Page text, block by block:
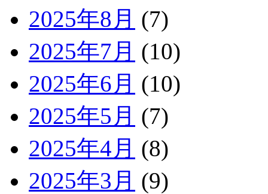
2025年8月 (7)
2025年7月 (10)
2025年6月 (10)
2025年5月 (7)
2025年4月 (8)
2025年3月 (9)